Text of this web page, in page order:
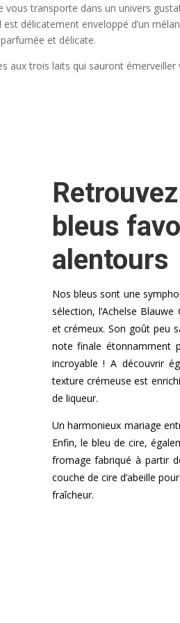
transporte dans un univers
délicatement enveloppé d’un
et délicate.
aux trois laits qui sauront émerveiller
bleus
alentours
Nos bleus sont une
sélection, l’Achelse
et crémeux. Son goût peu
note finale étonnamment
incroyable ! A découvrir
texture crémeuse est
de liqueur.
Un harmonieux mariage
Enfin, le bleu de cire,
fromage fabriqué à partir
couche de cire d’abeille
fraîcheur.